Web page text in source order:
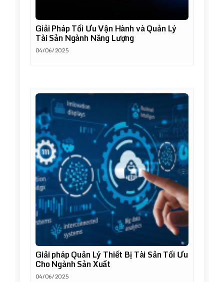
Giải Pháp Tối Ưu Vận Hành và Quản Lý
Tài Sản Ngành Năng Lượng
04/06/2025
Giải pháp Quản Lý Thiết Bị Tài Sản Tối Ưu
Cho Ngành Sản Xuất
04/06/2025